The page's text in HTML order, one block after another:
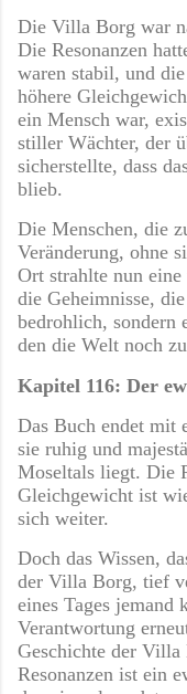
Die Villa Borg war
Die Resonanzen
waren stabil, und
höhere
ein Mensch war,
stiller Wächter, der
sicherstellte, dass
blieb.
Die Menschen, die
Veränderung, ohne
Ort strahlte nun
die Geheimnisse,
bedrohlich, sondern
den die Welt noch
Kapitel 116: Der
Das Buch endet
sie ruhig und
Moseltals liegt. Die
Gleichgewicht ist
sich weiter.
Doch das Wissen,
der Villa Borg, tief
eines Tages
Verantwortung
Geschichte der
Resonanzen ist ein